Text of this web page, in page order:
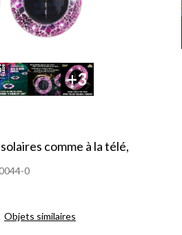
+3
comme à la télé,
0
Objets similaires